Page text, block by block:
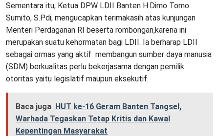
Sementara itu, Ketua DPW LDII Banten H.Dimo Tomo
Sumito, S.Pdi, mengucapkan terimakasih atas kunjungan
Menteri Perdaganan RI beserta rombongan,karena ini
merupakan suatu kehormatan bagi LDII. Ia berharap LDII
sebagai ormas yang aktif membangun sumber daya manusia
(SDM) berkualitas perlu bekerjasama dengan pemilik
otoritas yaitu legislatif maupun eksekutif.
Baca juga HUT ke-16 Geram Banten Tangsel,
Warhada Tegaskan Tetap Kritis dan Kawal
Kepentingan Masyarakat